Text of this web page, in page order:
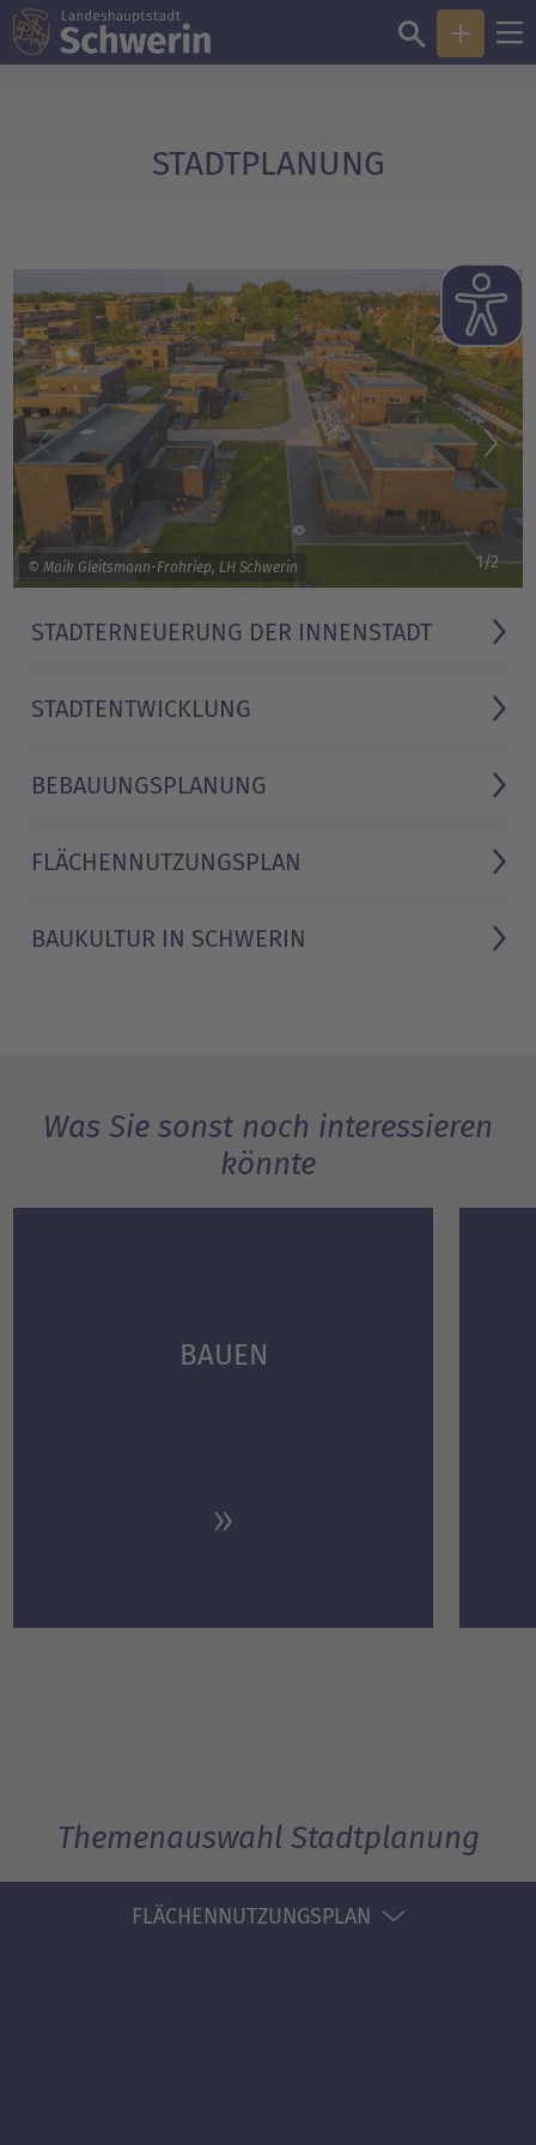
Sie sind hier: Stadtplanung
STADTPLANUNG
1/2
© Maik Gleitsmann-Frohriep, LH Schwerin
STADTERNEUERUNG DER INNENSTADT
STADT­ENTWICKLUNG
BEBAUUNGS­PLANUNG
FLÄCHEN­NUTZUNGSPLAN
BAUKULTUR IN SCHWERIN
Was Sie sonst noch interessieren
könnte
BAUEN
Themenauswahl Stadtplanung
FLÄCHENNUTZUNGSPLAN